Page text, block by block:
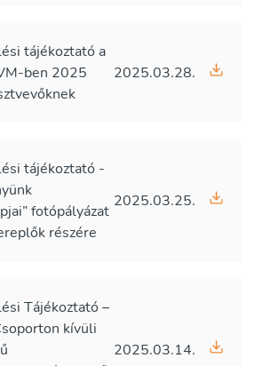
tájékoztató a
ben 2025
2025.03.28.
tájékoztató -
fotópályázat
részére
2025.03.25.
Tájékoztató –
kívüli
2025.03.14.